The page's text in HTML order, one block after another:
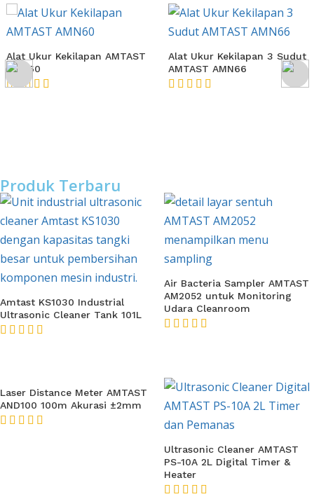
Alat Ukur Kekilapan AMTAST
AMN60
Alat Ukur Kekilapan 3 Sudut
AMTAST AMN66
Produk Terbaru
Amtast KS1030 Industrial
Ultrasonic Cleaner Tank 101L
Air Bacteria Sampler AMTAST
AM2052 untuk Monitoring
Udara Cleanroom
Laser Distance Meter AMTAST
AND100 100m Akurasi ±2mm
Ultrasonic Cleaner AMTAST
PS-10A 2L Digital Timer &
Heater